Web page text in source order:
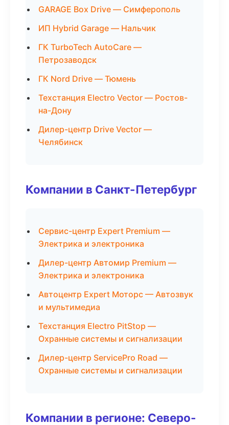
GARAGE Box Drive — Симферополь
ИП Hybrid Garage — Нальчик
ГК TurboTech AutoCare —
Петрозаводск
ГК Nord Drive — Тюмень
Техстанция Electro Vector — Ростов-
на-Дону
Дилер-центр Drive Vector —
Челябинск
Компании в Санкт-Петербург
Сервис-центр Expert Premium —
Электрика и электроника
Дилер-центр Автомир Premium —
Электрика и электроника
Автоцентр Expert Моторс — Автозвук
и мультимедиа
Техстанция Electro PitStop —
Охранные системы и сигнализации
Дилер-центр ServicePro Road —
Охранные системы и сигнализации
Компании в регионе: Северо-